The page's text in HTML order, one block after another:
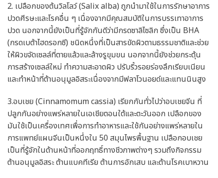
2. เปลือกของต้นวิลโลว์ (Salix alba) ถูกนํามาใช้ในการรักษาอาการ
ปวดศีรษะและโรคอื่น ๆ เนื่องจากมีคุณสมบัติในการบรรเทาอาการ
ปวด นอกจากนี้ยังเป็นที่รู้จักกันดีว่ามีกรดซาลิไซลิก ซึ่งเป็น BHA
(กรดเบต้าไฮดรอกซี) ชนิดหนึ่งที่เป็นสารขัดผิวตามธรรมชาติและช่วย
ให้ผิวขจัดเซลล์ที่ตายแล้วและล้างรูขุมขน นอกจากนี้ยังช่วยกระตุ้น
การสร้างเซลล์ใหม่ ทําความสะอาดผิว ปรับริ้วรอยร่องลึกเรียบเนียน
และทําหน้าที่ต้านอนุมูลอิสระเนื่องจากมีฟลาโวนอยด์และแทนนินสูง
3.อบเชย (Cinnamomum cassia) เรียกกันทั่วไปว่าอบเชยจีน ที่
ปลูกกันอย่างแพร่หลายในเอเชียตอนใต้และตะวันออก เปลือกของ
มันใช้เป็นเครื่องเทศเพื่อการทําอาหารและใช้กันอย่างแพร่หลายใน
การแพทย์แผนจีนเป็นหนึ่งใน 50 สมุนไพรพื้นฐาน เปลือกอบเชย
เป็นที่รู้จักในด้านหน้าที่ออกฤทธิ์ทางชีวภาพต่างๆ รวมถึงกิจกรรม
ต้านอนุมูลอิสระ ต้านแบคทีเรีย ต้านการอักเสบ และต้านโรคเบาหวาน